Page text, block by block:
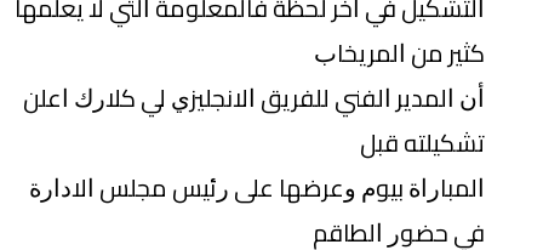
ﻛﺜﻴﺮ ﻣﻦ ﺍﻟﻤﺮﻳﺨﺎﺏ
ﺃﻥ ﺍﻟﻤﺪﻳﺮ ﺍﻟﻔﻨﻲ ﻟﻠﻔﺮﻳﻖ ﺍﻻﻧﺠﻠﻴﺰﻱ ﻟﻲ ﻛﻼﺭﻙ ﺍﻋﻠﻦ
ﺗﺸﻜﻴﻠﺘﻪ ﻗﺒﻞ
ﺍﻟﻤﺒﺎﺭﺍﺓ ﺑﻴﻮﻡ ﻭﻋﺮﺿﻬﺎ ﻋﻠﻰ ﺭﺋﻴﺲ ﻣﺠﻠﺲ ﺍﻻﺩﺍﺭﺓ
ﻓﻲ ﺣﻀﻮﺭ ﺍﻟﻄﺎﻗﻢ